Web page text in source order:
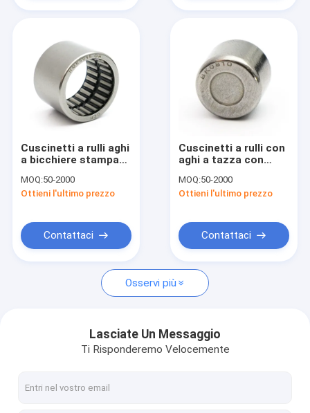
Cuscinetti a rulli aghi
a bicchiere stampato
iniezione di grasso
MOQ:50-2000
Ottieni l'ultimo prezzo
Contattaci
Cuscinetti a rulli con
aghi a tazza con
MOQ:50-2000
Ottieni l'ultimo prezzo
Contattaci
Osservi più
Lasciate Un Messaggio
Ti Risponderemo Velocemente